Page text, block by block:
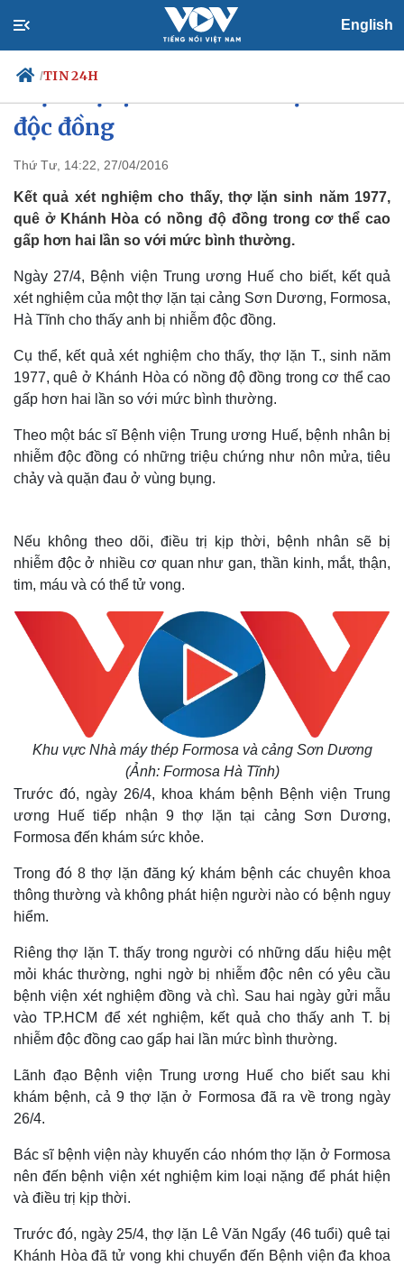
English
/TIN 24H
Chính trị
Đảng
Tổ chức nhân sự
Quốc hội
Nhận diện sự thật
Tin 24h
Dự báo thời tiết
Giáo dục
Dấu ấn VOV
Việc làm
Biển đảo
Thế giới
Quan sát
Hồ sơ
Multimedia
E-Magazine
Infographic
độc đồng
Thứ Tư, 14:22, 27/04/2016
Kết quả xét nghiệm cho thấy, thợ lặn sinh năm 1977,
quê ở Khánh Hòa có nồng độ đồng trong cơ thể cao
gấp hơn hai lần so với mức bình thường.
Ngày 27/4, Bệnh viện Trung ương Huế cho biết, kết quả
xét nghiệm của một thợ lặn tại cảng Sơn Dương, Formosa,
Hà Tĩnh cho thấy anh bị nhiễm độc đồng.
Cụ thể, kết quả xét nghiệm cho thấy, thợ lặn T., sinh năm
1977, quê ở Khánh Hòa có nồng độ đồng trong cơ thể cao
gấp hơn hai lần so với mức bình thường.
Theo một bác sĩ Bệnh viện Trung ương Huế, bệnh nhân bị
nhiễm độc đồng có những triệu chứng như nôn mửa, tiêu
chảy và quặn đau ở vùng bụng.
Nếu không theo dõi, điều trị kịp thời, bệnh nhân sẽ bị
nhiễm độc ở nhiều cơ quan như gan, thần kinh, mắt, thận,
tim, máu và có thể tử vong.
Khu vực Nhà máy thép Formosa và cảng Sơn Dương
(Ảnh: Formosa Hà Tĩnh)
Trước đó, ngày 26/4, khoa khám bệnh Bệnh viện Trung
ương Huế tiếp nhận 9 thợ lặn tại cảng Sơn Dương,
Formosa đến khám sức khỏe.
Trong đó 8 thợ lặn đăng ký khám bệnh các chuyên khoa
thông thường và không phát hiện người nào có bệnh nguy
hiểm.
Riêng thợ lặn T. thấy trong người có những dấu hiệu mệt
mỏi khác thường, nghi ngờ bị nhiễm độc nên có yêu cầu
bệnh viện xét nghiệm đồng và chì. Sau hai ngày gửi mẫu
vào TP.HCM để xét nghiệm, kết quả cho thấy anh T. bị
nhiễm độc đồng cao gấp hai lần mức bình thường.
Lãnh đạo Bệnh viện Trung ương Huế cho biết sau khi
khám bệnh, cả 9 thợ lặn ở Formosa đã ra về trong ngày
26/4.
Bác sĩ bệnh viện này khuyến cáo nhóm thợ lặn ở Formosa
nên đến bệnh viện xét nghiệm kim loại nặng để phát hiện
và điều trị kịp thời.
Trước đó, ngày 25/4, thợ lặn Lê Văn Ngẩy (46 tuổi) quê tại
Khánh Hòa đã tử vong khi chuyển đến Bệnh viện đa khoa